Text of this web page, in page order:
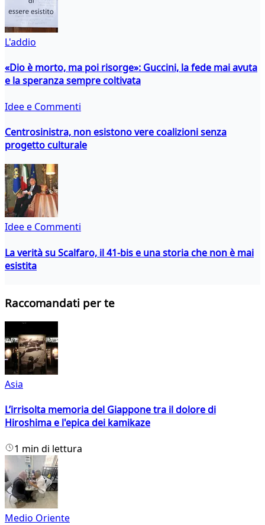
L'addio
«Dio è morto, ma poi risorge»: Guccini, la fede mai avuta
e la speranza sempre coltivata
Idee e Commenti
Centrosinistra, non esistono vere coalizioni senza
progetto culturale
Idee e Commenti
La verità su Scalfaro, il 41-bis e una storia che non è mai
esistita
Raccomandati per te
Asia
L’irrisolta memoria del Giappone tra il dolore di
Hiroshima e l'epica dei kamikaze
1 min di lettura
Medio Oriente